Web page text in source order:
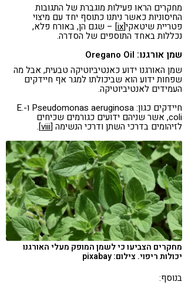
מחקרים הראו פעילות מוגברת של התגובות
החיסוניות כאשר ניתנו כתוסף יחד עם מיצוי
פטריית שיטאקי[ix] – שגם הן, באורח פלא,
נכללות באחד התוספים של הסדרה.
שמן אורגנו: Oregano Oil
שמן האורגנו ידוע כאנטיביוטיקה טבעית, אבל מה
שפחות ידוע הוא שביכולתו למגר אף חיידקים
העמידים לאנטיביוטיקה.
חיידקים כגון: Pseudomonas aeruginosa ו-E.
coli, אשר שניהם ידועים כגורמים שכיחים
לזיהומים בדרכי השתן ודרכי הנשימה[viii]
.
מחקרים הצביעו כי לשמן המופק מעלי האורגנו
יכולות ריפוי. צילום: pixabay
בנוסף: